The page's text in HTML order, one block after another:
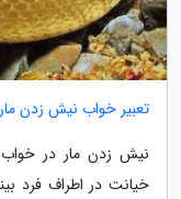
تعبیر خواب نیش زدن
نیش زدن مار در خواب
خیانت در اطراف فرد